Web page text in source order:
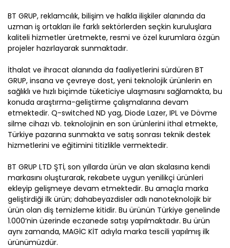
BT GRUP, reklamcılık, bilişim ve halkla ilişkiler alanında da
uzman iş ortakları ile farklı sektörlerden seçkin kuruluşlara
kaliteli hizmetler üretmekte, resmi ve özel kurumlara özgün
projeler hazırlayarak sunmaktadır.
İthalat ve ihracat alanında da faaliyetlerini sürdüren BT
GRUP, insana ve çevreye dost, yeni teknolojik ürünlerin en
sağlıklı ve hızlı biçimde tüketiciye ulaşmasını sağlamakta, bu
konuda araştırma-geliştirme çalışmalarına devam
etmektedir. Q-switched ND yag, Diode Lazer, IPL ve Dövme
silme cihazı vb. teknolojinin en son ürünlerini ithal etmekte,
Türkiye pazarına sunmakta ve satış sonrası teknik destek
hizmetlerini ve eğitimini titizlikle vermektedir.
BT GRUP LTD ŞTİ, son yıllarda ürün ve alan skalasına kendi
markasını oluşturarak, rekabete uygun yenilikçi ürünleri
ekleyip gelişmeye devam etmektedir. Bu amaçla marka
geliştirdiği ilk ürün; dahabeyazdisler adlı nanoteknolojik bir
ürün olan diş temizleme kitidir. Bu ürünün Türkiye genelinde
1.000’nin üzerinde eczanede satışı yapılmaktadır. Bu ürün
aynı zamanda, MAGİC KİT adıyla marka tescili yapılmış ilk
ürünümüzdür.